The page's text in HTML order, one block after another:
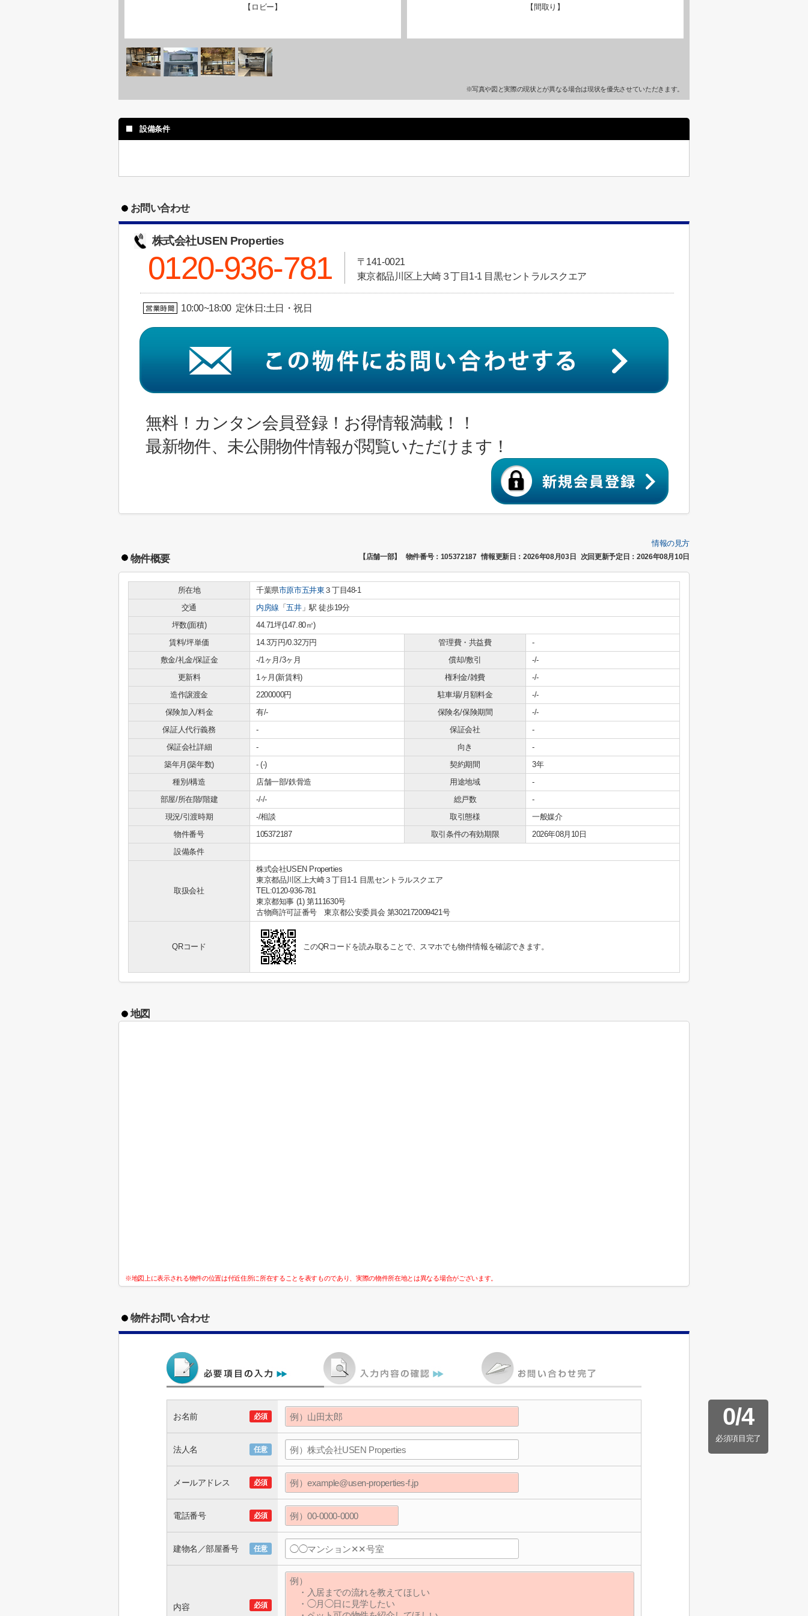
【ロビー】 【間取り】
※写真や図と実際の現状とが異なる場合は現状を優先させていただきます。
設備条件
お問い合わせ
株式会社USEN Properties
0120-936-781
〒141-0021
東京都品川区上大崎３丁目1-1 目黒セントラルスクエア
10:00~18:00 定休日:土日・祝日
無料！カンタン会員登録！お得情報満載！！
最新物件、未公開物件情報が閲覧いただけます！
情報の見方
物件概要 【店舗一部】 物件番号：105372187 情報更新日：2026年08月03日 次回更新予定日：2026年08月10日
所在地 千葉県市原市五井東 ３丁目48-1
交通
内房線 「五井」駅 徒歩19分
坪数(面積)
44.71坪(147.80㎡)
賃料/坪単価
14.3万円/0.32万円 管理費・共益費
-
敷金/礼金/保証金
-/1ヶ月/3ヶ月 償却/敷引
-/-
更新料
1ヶ月(新賃料) 権利金/雑費
-/-
造作譲渡金
2200000円 駐車場/月額料金
-/-
保険加入/料金
有/- 保険名/保険期間
-/-
保証人代行義務
- 保証会社
-
保証会社詳細
- 向き
-
築年月(築年数)
- (-) 契約期間
3年
種別/構造
店舗一部/鉄骨造 用途地域
-
部屋/所在階/階建
-/-/- 総戸数
-
現況/引渡時期
-/相談 取引態様
一般媒介
物件番号
105372187 取引条件の有効期限
2026年08月10日
設備条件
取扱会社
株式会社USEN Properties
東京都品川区上大崎３丁目1-1 目黒セントラルスクエア
TEL:0120-936-781
東京都知事 (1) 第111630号
古物商許可証番号 東京都公安委員会 第302172009421号
QRコード このQRコードを読み取ることで、スマホでも物件情報を確認できます。
地図
※地図上に表示される物件の位置は付近住所に所在することを表すものであり、実際の物件所在地とは異なる場合がございます。
物件お問い合わせ
0/4
必須項目完了
お名前 必須
法人名 任意
メールアドレス 必須
電話番号 必須
建物名／部屋番号 任意
内容 必須